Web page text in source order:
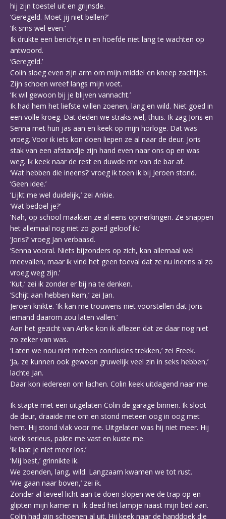
hij zijn toestel uit en grijnsde.
‘Geregeld. Moet jij niet bellen?’
‘Ik sms wel even.’
Ik drukte een berichtje in en hoefde niet lang te wachten op
antwoord.
‘Geregeld.’
Colin sloeg even zijn arm om mijn middel en kneep zachtjes.
Zijn schoen wreef langs mijn voet.
‘Ik wil gewoon bij je blijven vannacht.’
Ik had hem het liefste willen zoenen, lang en wild. Niet goed in
een volle kroeg. Dat deden we straks wel, thuis. Ik zag Joris en
Senna met hun jas aan en keek op mijn horloge. Dat was
vroeg. Voor ik iets kon doen liepen ze al naar de deur. Joris
stak van een afstandje zijn hand even naar ons op en was
weg. Ik keek naar de rest en duwde me van de bar af.
‘Wat hebben die ineens?’ vroeg ik toen ik bij Jeroen stond.
‘Geen idee.’
‘Lijkt me wel duidelijk,’ zei Ankie.
‘Wat bedoel je?’
‘Nah, op school maakten ze al eens opmerkingen. Ze snappen
het allemaal nog niet zo goed geloof ik.’
‘Joris?’ vroeg Jan verbaasd.
‘Senna vooral. Niets bijzonders op zich, kan allemaal wel
meevallen, maar ik vind het geen toeval dat ze nu ineens al zo
vroeg weg zijn.’
‘Kut,’ zei ik zonder er bij na te denken.
‘Schijt aan hebben Rem,’ zei Jan.
Jeroen knikte. ‘Ik kan me trouwens niet voorstellen dat Joris
iemand daarom zou laten vallen.’
Aan het gezicht van Ankie kon ik aflezen dat ze daar nog niet
zo zeker van was.
‘Laten we nou niet meteen conclusies trekken,’ zei Freek.
‘Ja, ze kunnen ook gewoon gruwelijk veel zin in seks hebben,’
lachte Jan.
Daar kon iedereen om lachen. Colin keek uitdagend naar me.
Ik stapte met een uitgelaten Colin de garage binnen. Ik sloot
de deur, draaide me om en stond meteen oog in oog met
hem. Hij stond vlak voor me. Uitgelaten was hij niet meer. Hij
keek serieus, pakte me vast en kuste me.
‘Ik laat je niet meer los.’
‘Mij best,’ grinnikte ik.
We zoenden, lang, wild. Langzaam kwamen we tot rust.
‘We gaan naar boven,’ zei ik.
Zonder al teveel licht aan te doen slopen we de trap op en
glipten mijn kamer in. Ik deed het lampje naast mijn bed aan.
Colin had zijn schoenen al uit. Hij keek naar de handdoek die